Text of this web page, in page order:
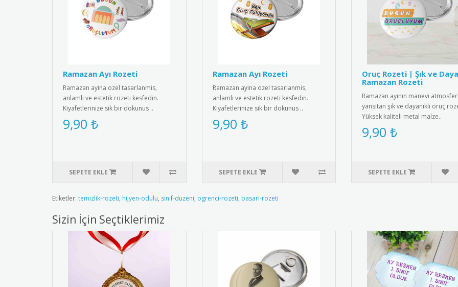
Ramazan Ayı Rozeti
Ramazan ayina ozel tasarlanmis,
anlamli ve estetik rozeti kesfedin.
Kiyafetlerinize sik bir dokunus ..
9,90 ₺
SEPETE EKLE
Ramazan Ayı Rozeti
Ramazan ayina ozel tasarlanmis,
anlamli ve estetik rozeti kesfedin.
Kiyafetlerinize sik bir dokunus ..
9,90 ₺
SEPETE EKLE
Oruç Rozeti | Şık ve
Ramazan Rozeti
Ramazan ayının manevi
yansıtan şık ve dayanıklı oruç
Yüksek kaliteli metal malze..
9,90 ₺
SEPETE EKLE
Etiketler: temizlik-rozeti, hijyen-odulu, sinif-duzeni, ogrenci-rozeti, basari-rozeti
Sizin İçin Seçtiklerimiz